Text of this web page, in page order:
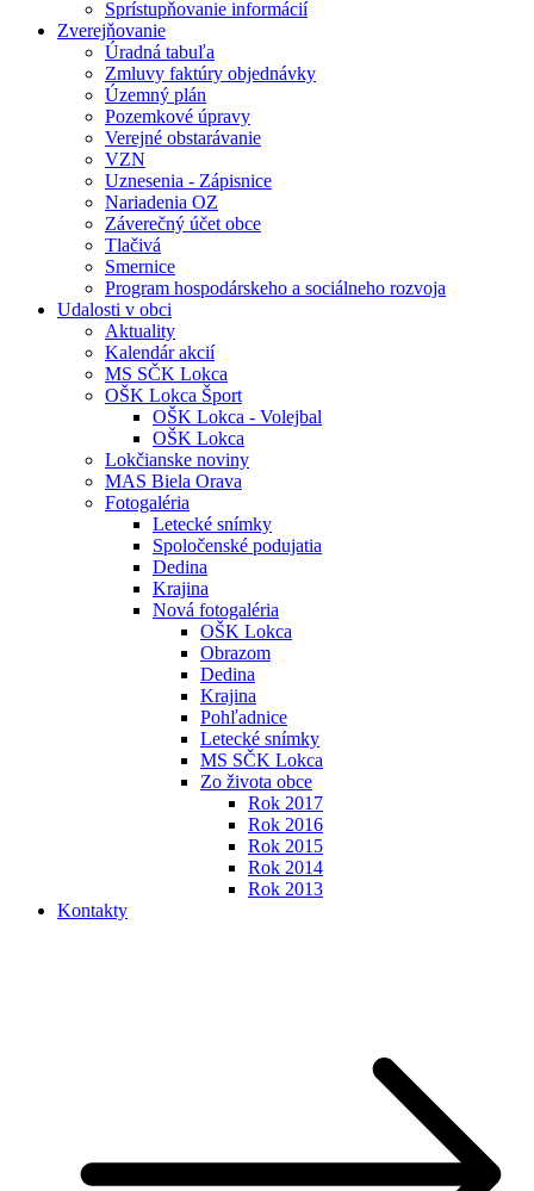
Sprístupňovanie informácií
Zverejňovanie
Úradná tabuľa
Zmluvy faktúry objednávky
Územný plán
Pozemkové úpravy
Verejné obstarávanie
VZN
Uznesenia - Zápisnice
Nariadenia OZ
Záverečný účet obce
Tlačivá
Smernice
Program hospodárskeho a sociálneho rozvoja
Udalosti v obci
Aktuality
Kalendár akcií
MS SČK Lokca
OŠK Lokca Šport
OŠK Lokca - Volejbal
OŠK Lokca
Lokčianske noviny
MAS Biela Orava
Fotogaléria
Letecké snímky
Spoločenské podujatia
Dedina
Krajina
Nová fotogaléria
OŠK Lokca
Obrazom
Dedina
Krajina
Pohľadnice
Letecké snímky
MS SČK Lokca
Zo života obce
Rok 2017
Rok 2016
Rok 2015
Rok 2014
Rok 2013
Kontakty